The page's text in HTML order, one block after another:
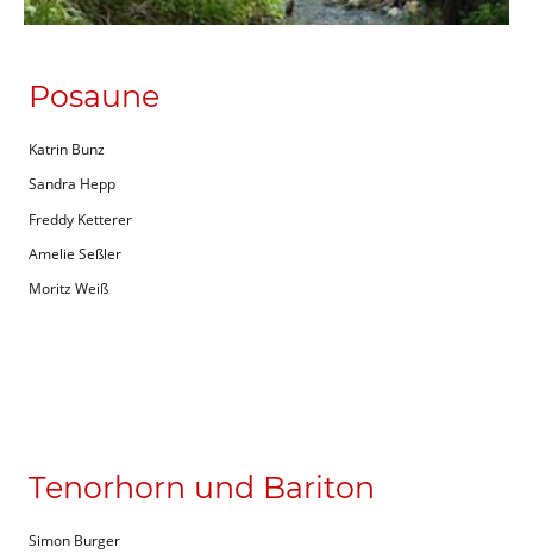
Posaune
Katrin Bunz
Sandra Hepp
Freddy Ketterer
Amelie Seßler
Moritz Weiß
Tenorhorn und Bariton
Simon Burger